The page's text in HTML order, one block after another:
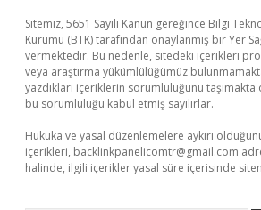
Sitemiz, 5651 Sayılı Kanun gereğince Bilgi
Kurumu (BTK) tarafından onaylanmış bir Yer
vermektedir. Bu nedenle, sitedeki içerikleri
veya araştırma yükümlülüğümüz
yazdıkları içeriklerin sorumluluğunu
bu sorumluluğu kabul etmiş sayılırlar.
Hukuka ve yasal düzenlemelere aykırı
içerikleri, backlinkpanelicomtr@gmail.com
halinde, ilgili içerikler yasal süre içerisinde